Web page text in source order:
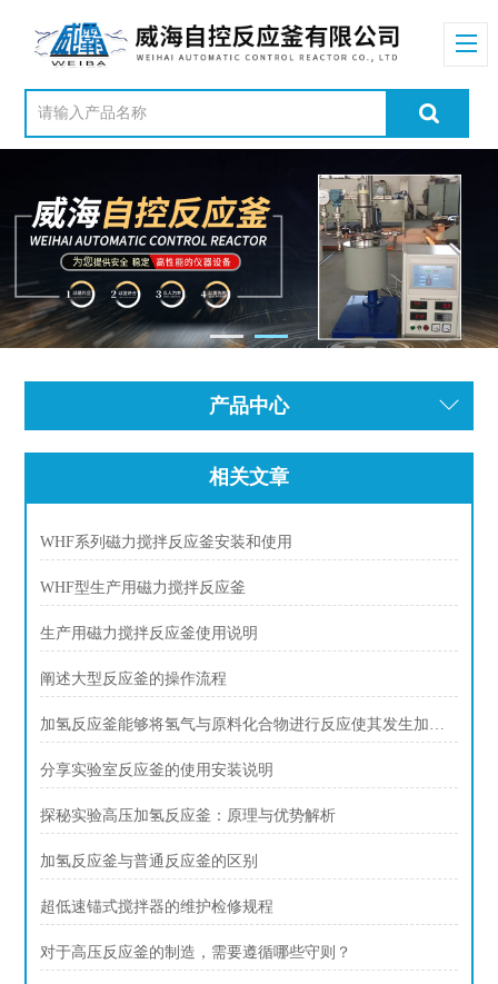
产品中心
相关文章
WHF系列磁力搅拌反应釜安装和使用
WHF型生产用磁力搅拌反应釜
生产用磁力搅拌反应釜使用说明
阐述大型反应釜的操作流程
加氢反应釜能够将氢气与原料化合物进行反应使其发生加氢反应
分享实验室反应釜的使用安装说明
探秘实验高压加氢反应釜：原理与优势解析
加氢反应釜与普通反应釜的区别
超低速锚式搅拌器的维护检修规程
对于高压反应釜的制造，需要遵循哪些守则？